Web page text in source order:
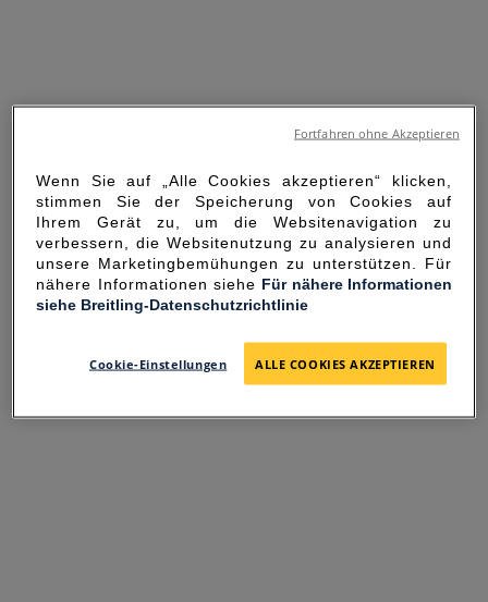
SORRY FOR THE
INCONVENIENCE
Wenn Sie auf „Alle Cookies akzeptieren“ klicken,
stimmen Sie der Speicherung von Cookies auf
Ihrem Gerät zu, um die Websitenavigation zu
verbessern, die Websitenutzung zu analysieren und
unsere Marketingbemühungen zu unterstützen. Für
nähere Informationen siehe Für nähere Informationen
siehe Breitling-Datenschutzrichtlinie
Cookie-Einstellungen ALLE COOKIES AKZEPTIEREN
Fortfahren ohne Akzeptieren